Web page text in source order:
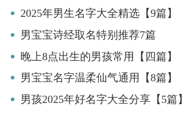
2025年男生名字大全精选【9篇】
男宝宝诗经取名特别推荐7篇
晚上8点出生的男孩常用【四篇】
男宝宝名字温柔仙气通用【8篇】
男孩2025年好名字大全分享【5篇】